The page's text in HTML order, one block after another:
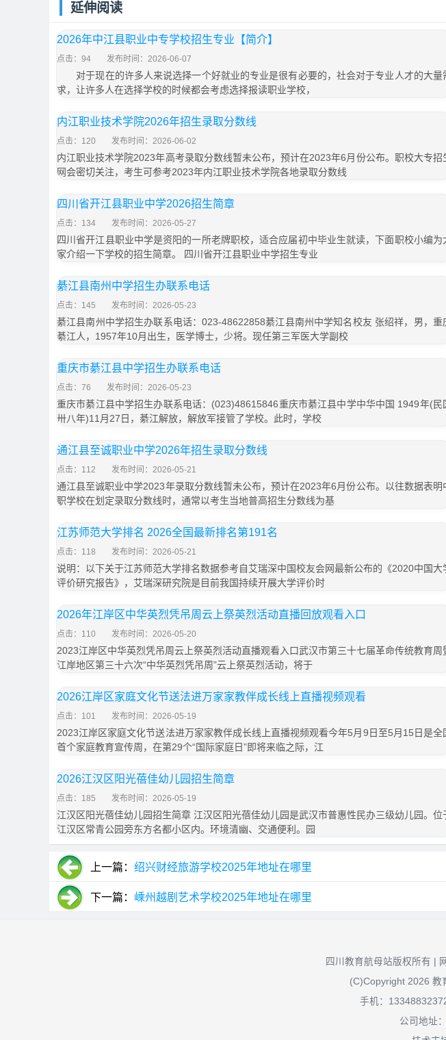
延伸阅读
2026年中江县职业中专学校招生专业【简介】
点击：94 发布时间：2026-06-07
对于现在的许多人来说选择一个好就业的专业是很有必要的，社会对于专业人才的大量
求，让许多人在选择学校的时候都会考虑选择报读职业学校，
内江职业技术学院2026年招生录取分数线
点击：120 发布时间：2026-06-02
内江职业技术学院2023年高考录取分数线暂未公布，预计在2023年6月份公布。职校大专招
网会密切关注，考生可参考2023年内江职业技术学院各地录取分数线
四川省开江县职业中学2026招生简章
点击：134 发布时间：2026-05-27
四川省开江县职业中学是资阳的一所老牌职校，适合应届初中毕业生就读，下面职校小编为
家介绍一下学校的招生简章。 四川省开江县职业中学招生专业
綦江县南州中学招生办联系电话
点击：145 发布时间：2026-05-23
綦江县南州中学招生办联系电话：023-48622858綦江县南州中学知名校友 张绍祥，男，重
綦江人，1957年10月出生，医学博士，少将。现任第三军医大学副校
重庆市綦江县中学招生办联系电话
点击：76 发布时间：2026-05-23
重庆市綦江县中学招生办联系电话：(023)48615846重庆市綦江县中学中华中国 1949年(民
卅八年)11月27日，綦江解放，解放军接管了学校。此时，学校
通江县至诚职业中学2026年招生录取分数线
点击：112 发布时间：2026-05-21
通江县至诚职业中学2023年录取分数线暂未公布，预计在2023年6月份公布。以往数据表明
职学校在划定录取分数线时，通常以考生当地普高招生分数线为基
江苏师范大学排名 2026全国最新排名第191名
点击：118 发布时间：2026-05-21
说明：以下关于江苏师范大学排名数据参考自艾瑞深中国校友会网最新公布的《2020中国大
评价研究报告》，艾瑞深研究院是目前我国持续开展大学评价时
2026年江岸区中华英烈凭吊周云上祭英烈活动直播回放观看入口
点击：110 发布时间：2026-05-20
2023江岸区中华英烈凭吊周云上祭英烈活动直播观看入口武汉市第三十七届革命传统教育周
江岸地区第三十六次“中华英烈凭吊周”云上祭英烈活动，将于
2026江岸区家庭文化节送法进万家家教伴成长线上直播视频观看
点击：101 发布时间：2026-05-19
2023江岸区家庭文化节送法进万家家教伴成长线上直播视频观看今年5月9日至5月15日是全
首个家庭教育宣传周，在第29个“国际家庭日”即将来临之际，江
2026江汉区阳光蓓佳幼儿园招生简章
点击：185 发布时间：2026-05-19
江汉区阳光蓓佳幼儿园招生简章 江汉区阳光蓓佳幼儿园是武汉市普惠性民办三级幼儿园。位
江汉区常青公园旁东方名都小区内。环境清幽、交通便利。园
上一篇： 绍兴财经旅游学校2025年地址在哪里
下一篇： 嵊州越剧艺术学校2025年地址在哪里
四川教育航母站版权所有 |
(C)Copyright 2026 教
手机：
公司地址